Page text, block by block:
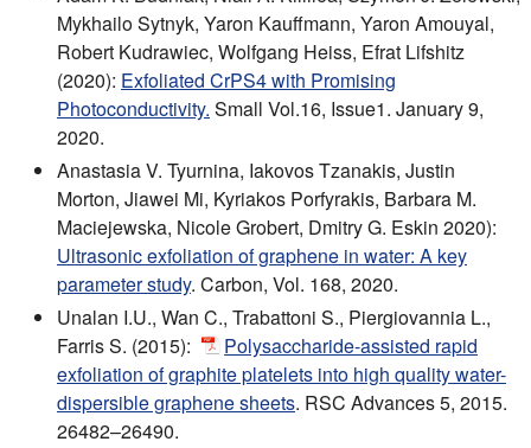
Mykhailo Sytnyk, Yaron Kauffmann, Yaron Amouyal,
Robert Kudrawiec, Wolfgang Heiss, Efrat Lifshitz
(2020): Exfoliated CrPS4 with Promising
Photoconductivity. Small Vol.16, Issue1. January 9,
2020.
Anastasia V. Tyurnina, Iakovos Tzanakis, Justin
Morton, Jiawei Mi, Kyriakos Porfyrakis, Barbara M.
Maciejewska, Nicole Grobert, Dmitry G. Eskin 2020):
Ultrasonic exfoliation of graphene in water: A key
parameter study. Carbon, Vol. 168, 2020.
Unalan I.U., Wan C., Trabattoni S., Piergiovannia L.,
Farris S. (2015):
Polysaccharide-assisted rapid
exfoliation of graphite platelets into high quality water-
dispersible graphene sheets. RSC Advances 5, 2015.
26482–26490.